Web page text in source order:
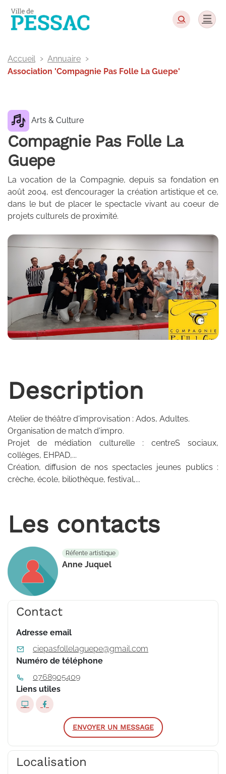
Accueil
Annuaire
Association 'Compagnie Pas Folle La Guepe'
Arts & Culture
Compagnie Pas Folle La
Guepe
La vocation de la Compagnie, depuis sa fondation en
août 2004, est d’encourager la création artistique et ce,
dans le but de placer le spectacle vivant au coeur de
projets culturels de proximité.
Description
Atelier de théâtre d'improvisation : Ados, Adultes.
Organisation de match d'impro.
Projet de médiation culturelle : centreS sociaux,
collèges, EHPAD,...
Création, diffusion de nos spectacles jeunes publics :
crèche, école, biliothèque, festival,...
Les contacts
Réfente artistique
Anne Juquel
Contact
Adresse email
ciepasfollelaguepe@gmail.com
Numéro de téléphone
0768905409
Liens utiles
ENVOYER UN MESSAGE
Localisation
Panneau de gestion des cookies